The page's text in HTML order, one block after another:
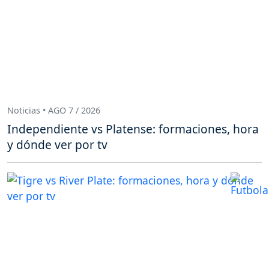
Noticias • AGO 7 / 2026
Independiente vs Platense: formaciones, hora
y dónde ver por tv